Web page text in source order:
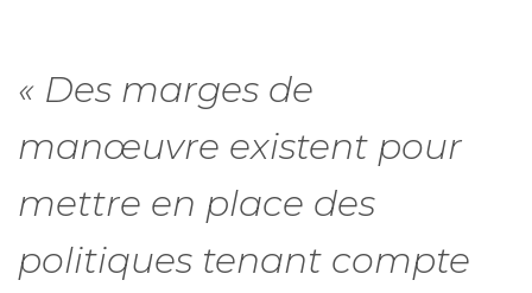
« Des marges de
manœuvre existent pour
mettre en place des
politiques tenant compte